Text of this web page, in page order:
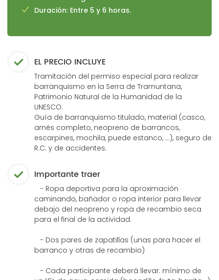
Duración: Entre 5 y 6 horas.
EL PRECIO INCLUYE
Tramitación del permiso especial para realizar
barranquismo en la Serra de Tramuntana,
Patrimonio Natural de la Humanidad de la
UNESCO.
Guía de barranquismo titulado, material (casco,
arnés completo, neopreno de barrancos,
escarpines, mochila, puede estanco, ...), seguro de
R.C. y de accidentes.
Importante traer
- Ropa deportiva para la aproximación
caminando, bañador o ropa interior para llevar
debajo del neopreno y ropa de recambio seca
para el final de la actividad.
- Dos pares de zapatillas (unas para hacer el
barranco y otras de recambio)
- Cada participante deberá llevar: mínimo de